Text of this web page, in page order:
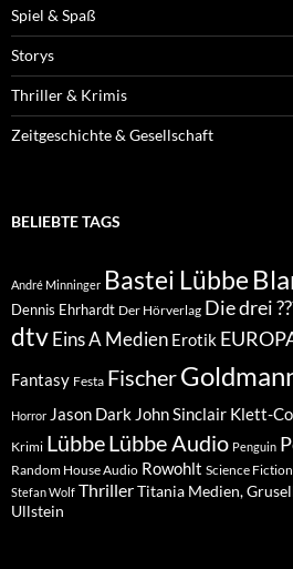
Spiel & Spaß
Storys
Thriller & Krimis
Zeitgeschichte & Gesellschaft
BELIEBTE TAGS
André Minninger Bastei Lübbe
Dennis Ehrhardt Der Hörverlag Die drei
dtvEins A Medien Erotik
Fantasy Festa Fischer
Horror Jason Dark John Sinclair Klett-
Krimi LübbeLübbe Audio Penguin
Random House Audio Rowohlt Science Fiction
Stefan Wolf ThrillerTitania Medien,
Ullstein